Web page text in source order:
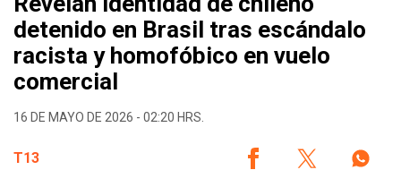
detenido en Brasil tras escándalo
racista y homofóbico en vuelo
comercial
16 DE MAYO DE 2026 - 02:20 HRS.
T13